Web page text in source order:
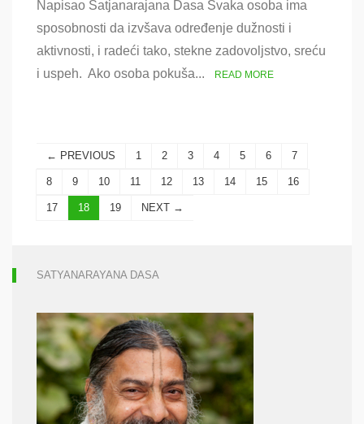
Adhikara
Sposobnost
za
razumevanje
spisa
Napisao Satjanarajana Dasa Svaka osoba ima
sposobnosti da izvšava određenje dužnosti i
aktivnosti, i radeći tako, stekne zadovoljstvo, sreću
i uspeh. Ako osoba pokuša...
READ MORE
← PREVIOUS 1 2 3 4 5 6 7
8 9 10 11 12 13 14 15 16
17 18 19 NEXT →
SATYANARAYANA DASA